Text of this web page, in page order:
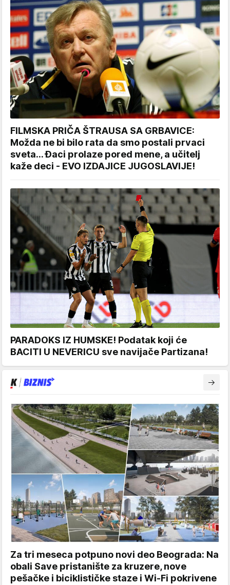
FILMSKA PRIČA ŠTRAUSA SA GRBAVICE:
Možda ne bi bilo rata da smo postali prvaci
sveta... Đaci prolaze pored mene, a učitelj
kaže deci - EVO IZDAJICE JUGOSLAVIJE!
PARADOKS IZ HUMSKE! Podatak koji će
BACITI U NEVERICU sve navijače Partizana!
Za tri meseca potpuno novi deo Beograda: Na
obali Save pristanište za kruzere, nove
pešačke i biciklističke staze i Wi-Fi pokrivene